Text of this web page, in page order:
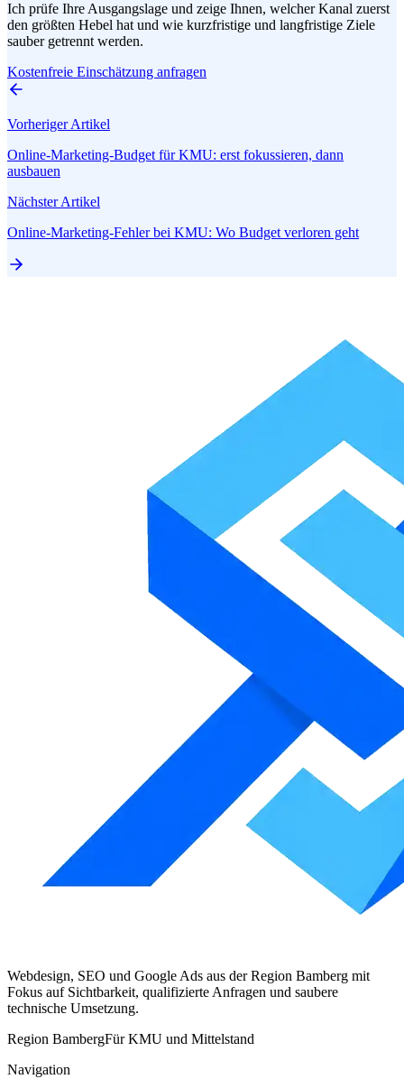
Ich prüfe Ihre Ausgangslage und zeige Ihnen, welcher Kanal zuerst
den größten Hebel hat und wie kurzfristige und langfristige Ziele
sauber getrennt werden.
Kostenfreie Einschätzung anfragen
Vorheriger Artikel
Online-Marketing-Budget für KMU: erst fokussieren, dann
ausbauen
Nächster Artikel
Online-Marketing-Fehler bei KMU: Wo Budget verloren geht
Webdesign, SEO und Google Ads aus der Region Bamberg mit
Fokus auf Sichtbarkeit, qualifizierte Anfragen und saubere
technische Umsetzung.
Region BambergFür KMU und Mittelstand
Navigation